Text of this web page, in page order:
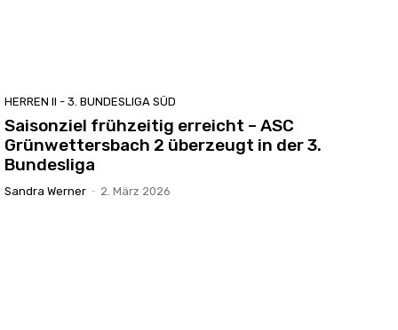
HERREN II - 3. BUNDESLIGA SÜD
Saisonziel frühzeitig erreicht – ASC
Grünwettersbach 2 überzeugt in der 3.
Bundesliga
Sandra Werner - 2. März 2026